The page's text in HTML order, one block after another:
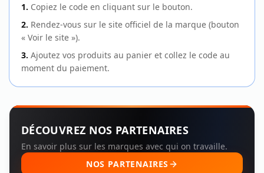
1. Copiez le code en cliquant sur le bouton.
2. Rendez-vous sur le site officiel de la marque (bouton
« Voir le site »).
3. Ajoutez vos produits au panier et collez le code au
moment du paiement.
DÉCOUVREZ NOS PARTENAIRES
En savoir plus sur les marques avec qui on travaille.
NOS PARTENAIRES